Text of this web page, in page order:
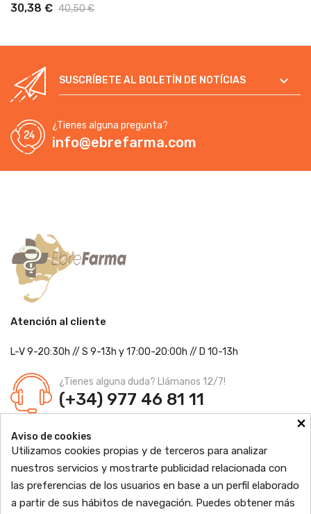
30,38 € 40,50 €
SUSCRÍBETE AL BOLETÍN DE NOTÍCIAS 
¿Tienes alguna pregunta?
info@ebrefarma.com
Atención al cliente
L-V 9-20:30h // S 9-13h y 17:00-20:00h // D 10-13h
¿Tienes alguna duda? Llámanos 12/7!
(+34) 977 46 81 11
Farmacia Jordi Blanch
C/ Major, 1 - 43877
Ldo. Jordi Blanch Pastor
Nº de Colegiado: 870
Nº Autorización: F4300109
PRODUCTOS

×
Aviso de cookies
Utilizamos cookies propias y de terceros para analizar
nuestros servicios y mostrarte publicidad relacionada con
las preferencias de los usuarios en base a un perfil elaborado
a partir de sus hábitos de navegación. Puedes obtener más